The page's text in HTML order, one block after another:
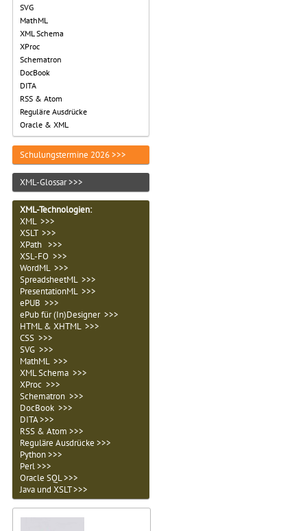
SVG
MathML
XML Schema
XProc
Schematron
DocBook
DITA
RSS & Atom
Reguläre Ausdrücke
Oracle & XML
Schulungstermine 2026 >>>
XML-Glossar >>>
XML-Technologien:
XML >>>
XSLT >>>
XPath >>>
XSL-FO >>>
WordML >>>
SpreadsheetML >>>
PresentationML >>>
ePUB >>>
ePub für (In)Designer >>>
HTML & XHTML >>>
CSS >>>
SVG >>>
MathML >>>
XML Schema >>>
XProc >>>
Schematron >>>
DocBook >>>
DITA >>>
RSS & Atom >>>
Reguläre Ausdrücke >>>
Python >>>
Perl >>>
Oracle SQL >>>
Java und XSLT >>>